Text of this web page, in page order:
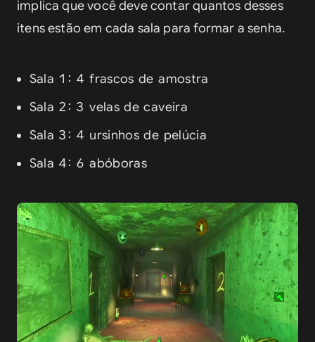
implica que você deve contar quantos desses
itens estão em cada sala para formar a senha.
Sala 1: 4 frascos de amostra
Sala 2: 3 velas de caveira
Sala 3: 4 ursinhos de pelúcia
Sala 4: 6 abóboras